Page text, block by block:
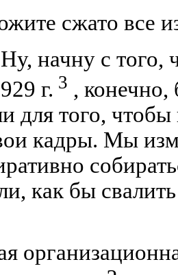
сжато все
начну с того,
г. 3 ,
для того,
кадры. Мы
как бы